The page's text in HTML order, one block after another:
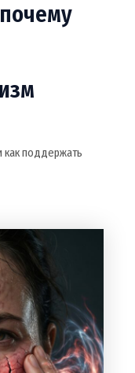
как поддержать